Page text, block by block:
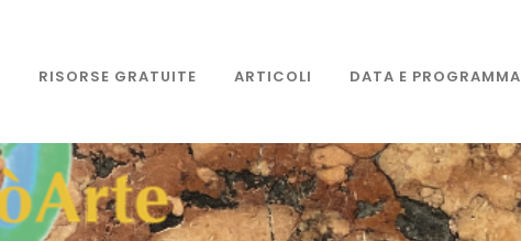
RISORSE GRATUITE ARTICOLI DATA E PROGRAMMA